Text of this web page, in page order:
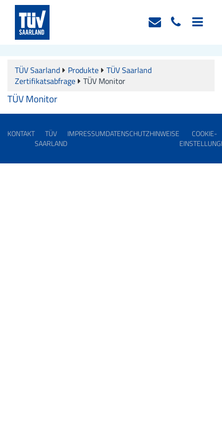
TÜV Saarland Produkte
TÜV Saarland
Zertifikatsabfrage
TÜV Monitor
TÜV Monitor
KONTAKT
TÜV
SAARLAND
IMPRESSUMDATENSCHUTZHINWEISE
COOKIE-